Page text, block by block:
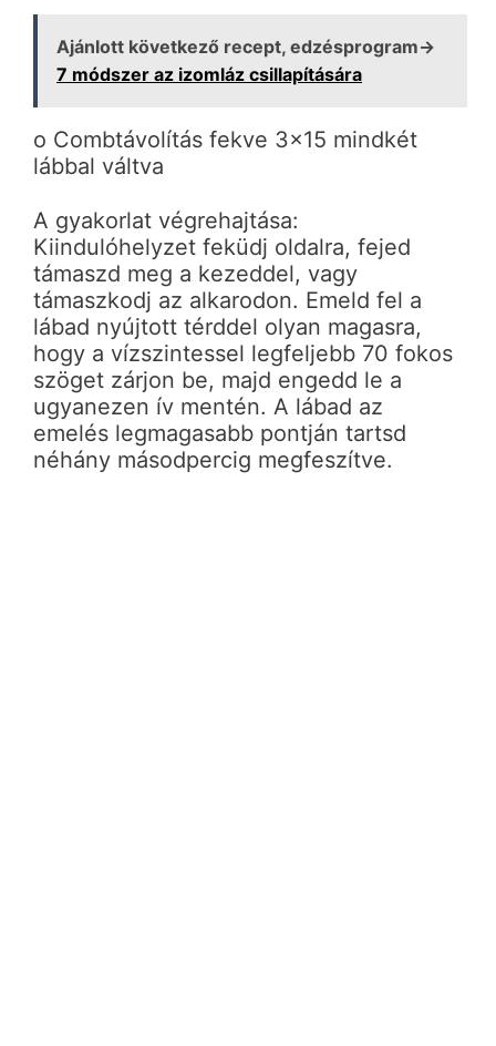
Ajánlott következő recept, edzésprogram→
7 módszer az izomláz csillapítására
o Combtávolítás fekve 3×15 mindkét
lábbal váltva
A gyakorlat végrehajtása:
Kiindulóhelyzet feküdj oldalra, fejed
támaszd meg a kezeddel, vagy
támaszkodj az alkarodon. Emeld fel a
lábad nyújtott térddel olyan magasra,
hogy a vízszintessel legfeljebb 70 fokos
szöget zárjon be, majd engedd le a
ugyanezen ív mentén. A lábad az
emelés legmagasabb pontján tartsd
néhány másodpercig megfeszítve.